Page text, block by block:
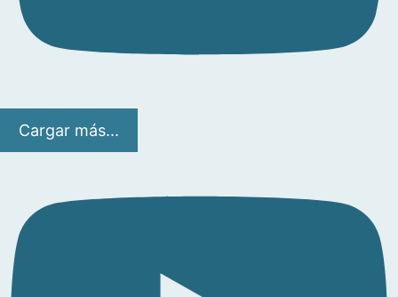
Cargar más...